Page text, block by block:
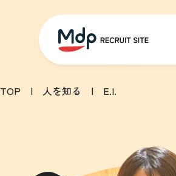
TOP | 人を知る | E.I.